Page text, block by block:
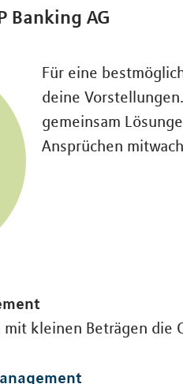
Banking AG
Für eine
deine
gemeinsam
Ansprüchen
kleinen Beträgen die